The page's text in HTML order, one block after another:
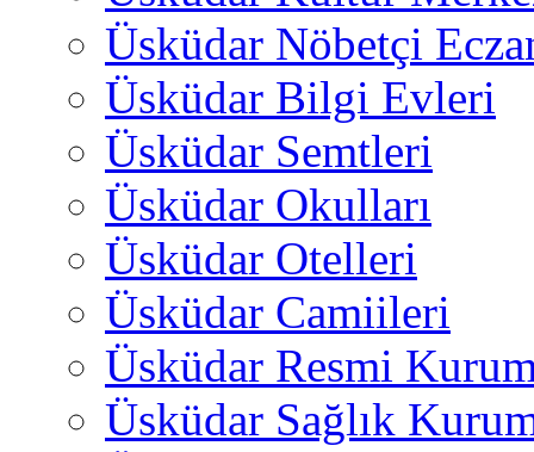
Üsküdar Nöbetçi
Üsküdar Bilgi Evleri
Üsküdar Semtleri
Üsküdar Okulları
Üsküdar Otelleri
Üsküdar Camiileri
Üsküdar Resmi
Üsküdar Sağlık